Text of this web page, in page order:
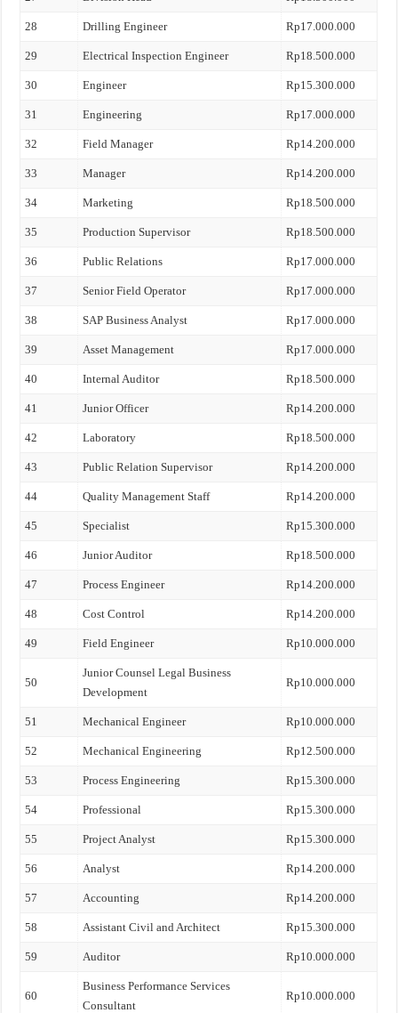
28 Drilling Engineer Rp17.000.000
29 Electrical Inspection Engineer Rp18.500.000
30 Engineer Rp15.300.000
31 Engineering Rp17.000.000
32 Field Manager Rp14.200.000
33 Manager Rp14.200.000
34 Marketing Rp18.500.000
35 Production Supervisor Rp18.500.000
36 Public Relations Rp17.000.000
37 Senior Field Operator Rp17.000.000
38 SAP Business Analyst Rp17.000.000
39 Asset Management Rp17.000.000
40 Internal Auditor Rp18.500.000
41 Junior Officer Rp14.200.000
42 Laboratory Rp18.500.000
43 Public Relation Supervisor Rp14.200.000
44 Quality Management Staff Rp14.200.000
45 Specialist Rp15.300.000
46 Junior Auditor Rp18.500.000
47 Process Engineer Rp14.200.000
48 Cost Control Rp14.200.000
49 Field Engineer Rp10.000.000
50
Junior Counsel Legal Business
Development
Rp10.000.000
51 Mechanical Engineer Rp10.000.000
52 Mechanical Engineering Rp12.500.000
53 Process Engineering Rp15.300.000
54 Professional Rp15.300.000
55 Project Analyst Rp15.300.000
56 Analyst Rp14.200.000
57 Accounting Rp14.200.000
58 Assistant Civil and Architect Rp15.300.000
59 Auditor Rp10.000.000
60
Business Performance Services
Consultant
Rp10.000.000